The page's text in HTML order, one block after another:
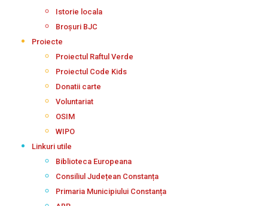
Istorie locala
Broșuri BJC
Proiecte
Proiectul Raftul Verde
Proiectul Code Kids
Donatii carte
Voluntariat
OSIM
WIPO
Linkuri utile
Biblioteca Europeana
Consiliul Județean Constanța
Primaria Municipiului Constanța